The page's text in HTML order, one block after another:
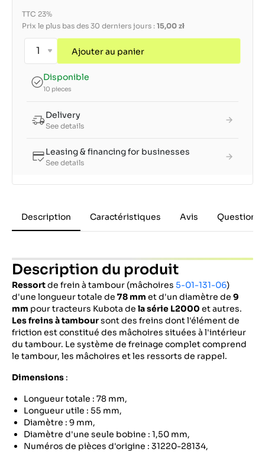
TTC 23%
Prix le plus bas des 30 derniers jours : 15,00 zł
Ajouter au panier
Disponible
10 pieces
Delivery
See details
Leasing & financing for businesses
See details
Description Caractéristiques Avis Questions
Description du produit
Ressortde frein à tambour (mâchoires 5-01-131-06)
d'une longueur totale de 78 mm et d'un diamètre de 9
mm pour tracteurs Kubota de la série L2000 et autres.
Les freins à tamboursont des freins dont l'élément de
friction est constitué des mâchoires situées à l'intérieur
du tambour. Le système de freinage complet comprend
le tambour, les mâchoires et les ressorts de rappel.
Dimensions :
Longueur totale : 78 mm,
Longueur utile : 55 mm,
Diamètre : 9 mm,
Diamètre d'une seule bobine : 1,50 mm,
Numéros de pièces d'origine : 31220-28134,